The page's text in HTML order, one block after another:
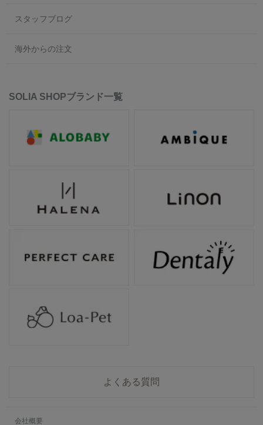
スタッフブログ
海外からの注文
SOLIA SHOPブランド一覧
よくある質問
会社概要